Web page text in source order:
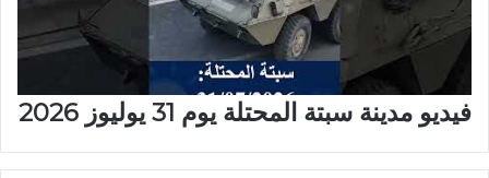
فيديو مدينة سبتة المحتلة يوم 31 يوليوز 2026